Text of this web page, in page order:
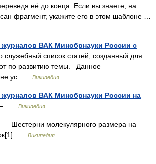
её до конца. Если вы знаете, на
фрагмент, укажите его в этом шаблоне …
журналов ВАК Минобрнауки России c
список статей, созданный для
по развитию темы. Данное
не ус …
Википедия
журналов ВАК Минобрнауки России на
… Википедия
— Шестерни молекулярного размера на
…
Википедия